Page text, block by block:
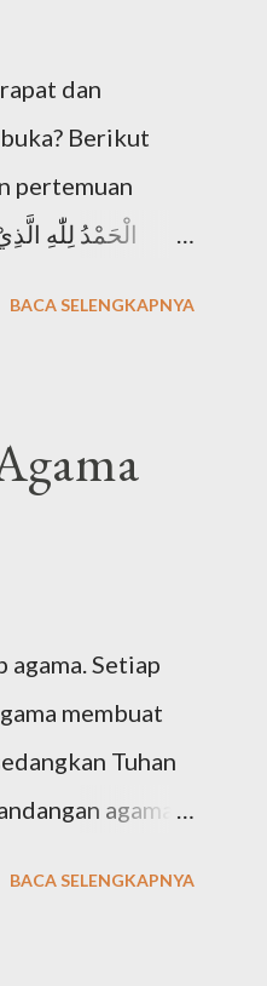
dan
Berikut
pertemuan
الْحَمْدُلِلَّه رَبِّ
seluruh alam.
BACA SELENGKAPNYA
Setiap
membuat
Tuhan
agama-
BACA SELENGKAPNYA